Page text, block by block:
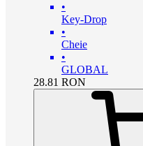
•
Key-Drop
•
Cheie
•
GLOBAL
28.81 RON